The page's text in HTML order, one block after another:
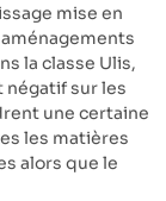
mise en
la classe Ulis,
sur les
une certaine
les matières
alors que le